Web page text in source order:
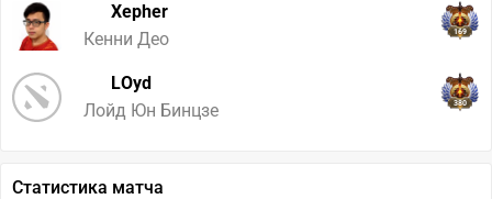
Xepher
Кенни Део
169
LOyd
Лойд Юн Бинцзе
380
Статистика матча